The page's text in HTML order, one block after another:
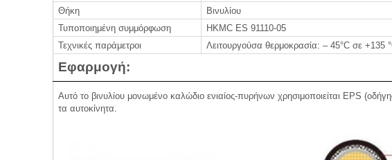
Θήκη
Βινυλίου
Τυποποιημένη συμμόρφωση
HKMC ES 91110-05
Τεχνικές παράμετροι
Λειτουργούσα θερμοκρασία: – 45°C σε +135
Εφαρμογή:
Αυτό το βινυλίου μονωμένο καλώδιο ενιαίος-πυρήνων χρησιμοποιείται EPS
τα αυτοκίνητα.